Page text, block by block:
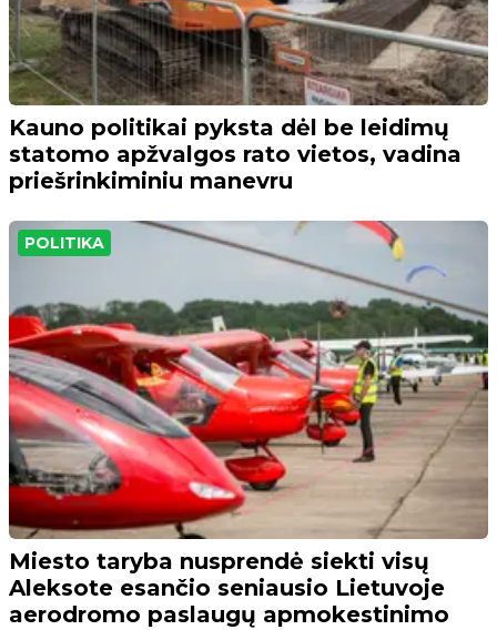
Kauno politikai pyksta dėl be leidimų
statomo apžvalgos rato vietos, vadina
priešrinkiminiu manevru
POLITIKA
Miesto taryba nusprendė siekti visų
Aleksote esančio seniausio Lietuvoje
aerodromo paslaugų apmokestinimo